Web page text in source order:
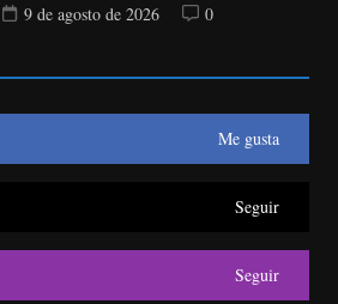
9 de agosto de 2026
0
Me gusta
Seguir
Seguir